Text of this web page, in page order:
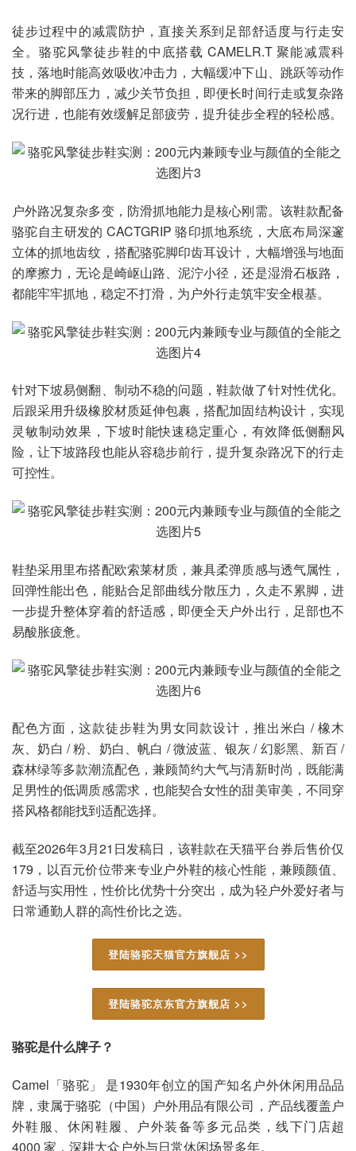
徒步过程中的减震防护，直接关系到足部舒适度与行走安
全。骆驼风擎徒步鞋的中底搭载 CAMELR.T 聚能减震科
技，落地时能高效吸收冲击力，大幅缓冲下山、跳跃等动作
带来的脚部压力，减少关节负担，即便长时间行走或复杂路
况行进，也能有效缓解足部疲劳，提升徒步全程的轻松感。
户外路况复杂多变，防滑抓地能力是核心刚需。该鞋款配备
骆驼自主研发的 CACTGRIP 骆印抓地系统，大底布局深邃
立体的抓地齿纹，搭配骆驼脚印齿耳设计，大幅增强与地面
的摩擦力，无论是崎岖山路、泥泞小径，还是湿滑石板路，
都能牢牢抓地，稳定不打滑，为户外行走筑牢安全根基。
针对下坡易侧翻、制动不稳的问题，鞋款做了针对性优化。
后跟采用升级橡胶材质延伸包裹，搭配加固结构设计，实现
灵敏制动效果，下坡时能快速稳定重心，有效降低侧翻风
险，让下坡路段也能从容稳步前行，提升复杂路况下的行走
可控性。
鞋垫采用里布搭配欧索莱材质，兼具柔弹质感与透气属性，
回弹性能出色，能贴合足部曲线分散压力，久走不累脚，进
一步提升整体穿着的舒适感，即便全天户外出行，足部也不
易酸胀疲惫。
配色方面，这款徒步鞋为男女同款设计，推出米白 / 橡木
灰、奶白 / 粉、奶白、帆白 / 微波蓝、银灰 / 幻影黑、新百 /
森林绿等多款潮流配色，兼顾简约大气与清新时尚，既能满
足男性的低调质感需求，也能契合女性的甜美审美，不同穿
搭风格都能找到适配选择。
截至2026年3月21日发稿日，该鞋款在天猫平台券后售价仅
179，以百元价位带来专业户外鞋的核心性能，兼顾颜值、
舒适与实用性，性价比优势十分突出，成为轻户外爱好者与
日常通勤人群的高性价比之选。
登陆骆驼天猫官方旗舰店 >>
登陆骆驼京东官方旗舰店 >>
骆驼是什么牌子？
Camel「骆驼」 是1930年创立的国产知名户外休闲用品品
牌，隶属于骆驼（中国）户外用品有限公司，产品线覆盖户
外鞋服、休闲鞋履、户外装备等多元品类，线下门店超
4000 家，深耕大众户外与日常休闲场景多年。